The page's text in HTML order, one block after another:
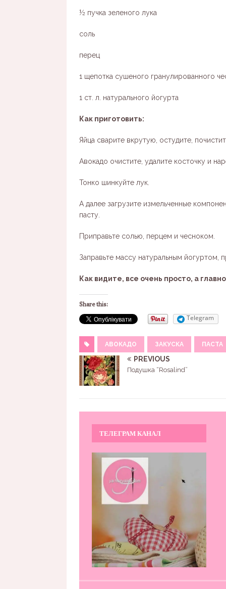
½ пучка зеленого лука
соль
перец
1 щепотка сушеного гранулированного
1 ст. л. натурального йогурта
Как приготовить:
Яйца сварите вкрутую, остудите,
Авокадо очистите, удалите косточку и
Тонко шинкуйте лук.
А далее загрузите измельченные
пасту.
Приправьте солью, перцем и чесноком.
Заправьте массу натуральным
Как видите, все очень просто, а
Share this:
Telegram
АВОКАДО ЗАКУСКА ПАСТА
PREVIOUS
Подушка “Rosalind”
ТЕЛЕГРАМ КАНАЛ